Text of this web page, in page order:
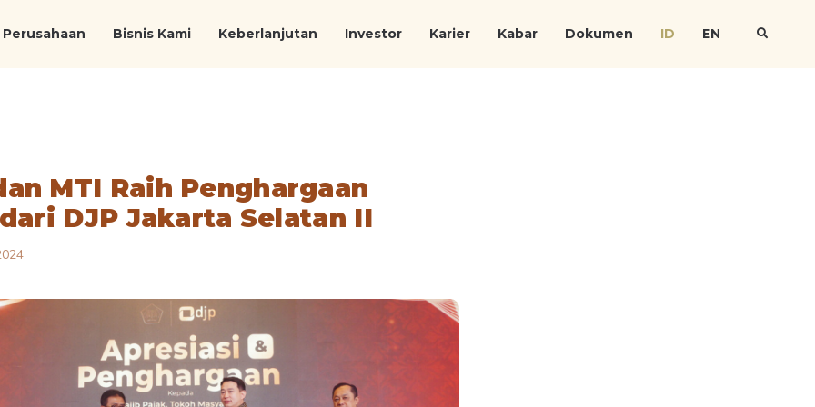
Perusahaan Bisnis Kami Keberlanjutan Investor Karier Kabar Dokumen ID EN
MTI Raih Penghargaan
DJP Jakarta Selatan II